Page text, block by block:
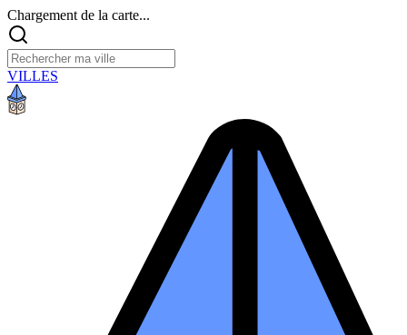
Chargement de la carte...
VILLES